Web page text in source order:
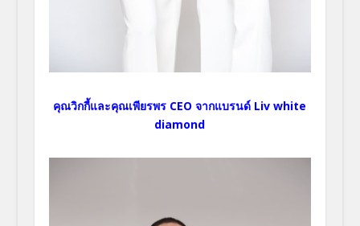
คุณวิกกี้และคุณเพียรพร CEO จากแบรนด์ Liv white
diamond